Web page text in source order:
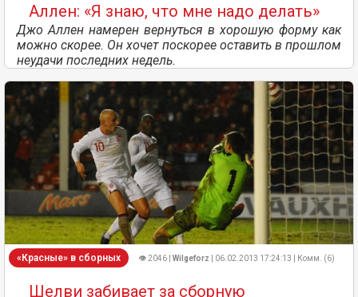
Аллен: «Я знаю, что мне надо делать»
Джо Аллен намерен вернуться в хорошую форму как
можно скорее. Он хочет поскорее оставить в прошлом
неудачи последних недель.
«Красные» в сборных 👁 2046 | Wilgeforz | 06.02.2013 17:24:13 | Комм. (6)
Шелви забивает за сборную